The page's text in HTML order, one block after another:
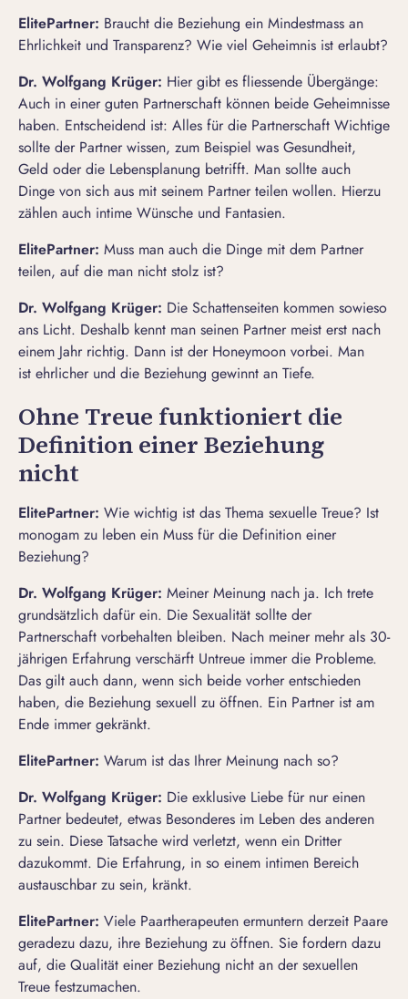
ElitePartner: Braucht die Beziehung ein Mindestmass an
Ehrlichkeit und Transparenz? Wie viel Geheimnis ist erlaubt?
Dr. Wolfgang Krüger: Hier gibt es fliessende Übergänge:
Auch in einer guten Partnerschaft können beide Geheimnisse
haben. Entscheidend ist: Alles für die Partnerschaft Wichtige
sollte der Partner wissen, zum Beispiel was Gesundheit,
Geld oder die Lebensplanung betrifft. Man sollte auch
Dinge von sich aus mit seinem Partner teilen wollen. Hierzu
zählen auch intime Wünsche und Fantasien.
ElitePartner: Muss man auch die Dinge mit dem Partner
teilen, auf die man nicht stolz ist?
Dr. Wolfgang Krüger: Die Schattenseiten kommen sowieso
ans Licht. Deshalb kennt man seinen Partner meist erst nach
einem Jahr richtig. Dann ist der Honeymoon vorbei. Man
ist ehrlicher und die Beziehung gewinnt an Tiefe.
Ohne Treue funktioniert die
Definition einer Beziehung
nicht
ElitePartner: Wie wichtig ist das Thema sexuelle Treue? Ist
monogam zu leben ein Muss für die Definition einer
Beziehung?
Dr. Wolfgang Krüger: Meiner Meinung nach ja. Ich trete
grundsätzlich dafür ein. Die Sexualität sollte der
Partnerschaft vorbehalten bleiben. Nach meiner mehr als 30-
jährigen Erfahrung verschärft Untreue immer die Probleme.
Das gilt auch dann, wenn sich beide vorher entschieden
haben, die Beziehung sexuell zu öffnen. Ein Partner ist am
Ende immer gekränkt.
ElitePartner: Warum ist das Ihrer Meinung nach so?
Dr. Wolfgang Krüger: Die exklusive Liebe für nur einen
Partner bedeutet, etwas Besonderes im Leben des anderen
zu sein. Diese Tatsache wird verletzt, wenn ein Dritter
dazukommt. Die Erfahrung, in so einem intimen Bereich
austauschbar zu sein, kränkt.
ElitePartner: Viele Paartherapeuten ermuntern derzeit Paare
geradezu dazu, ihre Beziehung zu öffnen. Sie fordern dazu
auf, die Qualität einer Beziehung nicht an der sexuellen
Treue festzumachen.